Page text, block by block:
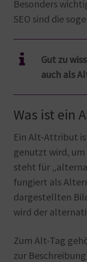
Besonders
SEO sind die
Gut zu
auch als
Was ist ein
Ein Alt-Attribut
genutzt wird, um
steht für
fungiert als
dargestellten
wird der
Zum Alt-Tag
zur